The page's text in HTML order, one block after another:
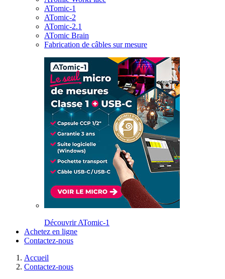
ATomic-1
ATomic-2
ATomic-2.1
ATomic Brain
Fabrication de câbles sur mesure
Découvrir ATomic-1
Achetez en ligne
Contactez-nous
Accueil
Contactez-nous